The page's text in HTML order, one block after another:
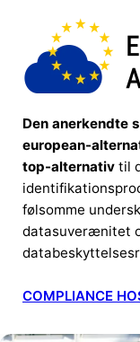
Den anerkendte
european-
top-alternativ til
følsomme
datasuverænitet
COMPLIANCE